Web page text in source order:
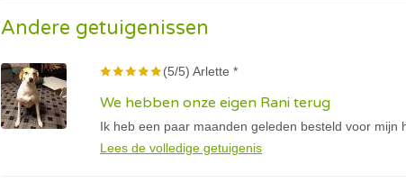
Andere getuigenissen
(5/5) Arlette *
We hebben onze eigen Rani terug
Ik heb een paar maanden geleden besteld voor mijn
Lees de volledige getuigenis